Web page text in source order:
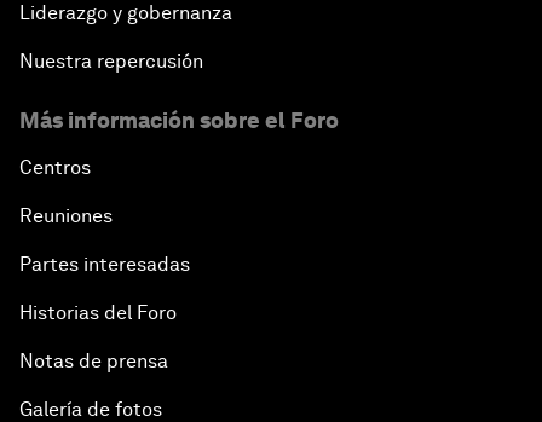
Liderazgo y gobernanza
Nuestra repercusión
Más información sobre el Foro
Centros
Reuniones
Partes interesadas
Historias del Foro
Notas de prensa
Galería de fotos